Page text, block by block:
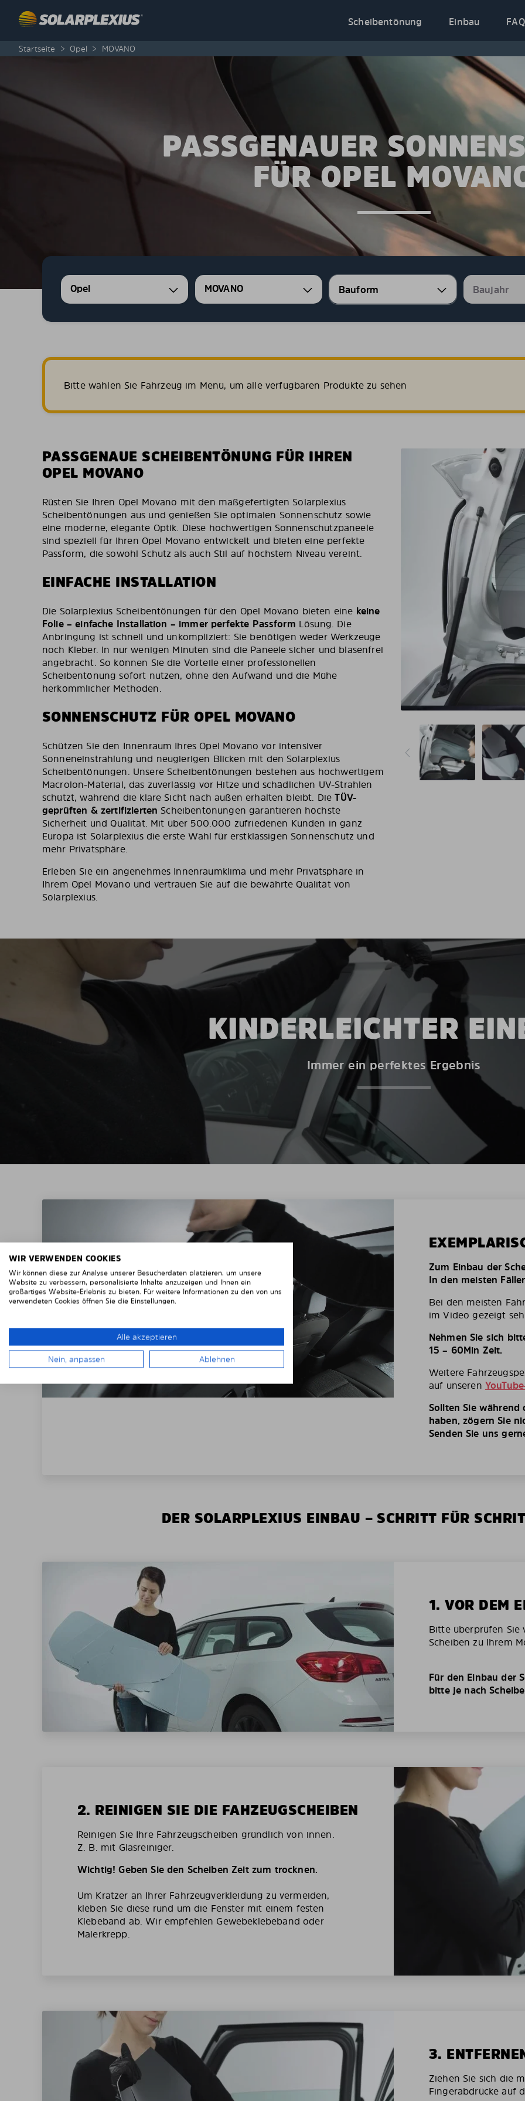
Scheibentönung
Einbau FAQ
Startseite > Opel > MOVANO
PASSGENAUER
FÜR OPEL
Opel MOVANO
Bitte wählen Sie Fahrzeug im Menü, um alle verfügbaren Produkte zu sehen
PASSGENAUE SCHEIBENTÖNUNG FÜR IHREN
OPEL MOVANO
Rüsten Sie Ihren Opel Movano mit den maßgefertigten Solarplexius
Scheibentönungen aus und genießen Sie optimalen Sonnenschutz sowie
eine moderne, elegante Optik. Diese hochwertigen Sonnenschutzpaneele
sind speziell für Ihren Opel Movano entwickelt und bieten eine perfekte
Passform, die sowohl Schutz als auch Stil auf höchstem Niveau vereint.
EINFACHE INSTALLATION
Die Solarplexius Scheibentönungen für den Opel Movano bieten eine keine
Folie – einfache Installation – immer perfekte Passform Lösung. Die
Anbringung ist schnell und unkompliziert: Sie benötigen weder Werkzeuge
noch Kleber. In nur wenigen Minuten sind die Paneele sicher und blasenfrei
angebracht. So können Sie die Vorteile einer professionellen
Scheibentönung sofort nutzen, ohne den Aufwand und die Mühe
herkömmlicher Methoden.
SONNENSCHUTZ FÜR OPEL MOVANO
Schützen Sie den Innenraum Ihres Opel Movano vor intensiver
Sonneneinstrahlung und neugierigen Blicken mit den Solarplexius
Scheibentönungen. Unsere Scheibentönungen bestehen aus hochwertigem
Macrolon-Material, das zuverlässig vor Hitze und schädlichen UV-Strahlen
schützt, während die klare Sicht nach außen erhalten bleibt. DieTÜV-
geprüften & zertifizierten Scheibentönungen garantieren höchste
Sicherheit und Qualität. Mit über 500.000 zufriedenen Kunden in ganz
Europa ist Solarplexius die erste Wahl für erstklassigen Sonnenschutz und
mehr Privatsphäre.
Erleben Sie ein angenehmes Innenraumklima und mehr Privatsphäre in
Ihrem Opel Movano und vertrauen Sie auf die bewährte Qualität von
Solarplexius.
KINDERLEICHTER
Immer ein perfektes Ergebnis
Zum Einbau der
In den meisten
Bei den meisten
im Video gezeigt
Nehmen Sie sich
15 – 60Min Zeit.
Weitere
auf unseren
Sollten Sie während
haben, zögern Sie
Senden Sie uns
DER SOLARPLEXIUS EINBAU – SCHRITT FÜR
1. VOR DEM
Bitte überprüfen
Scheiben zu Ihrem
Für den Einbau der
bitte je nach
2. REINIGEN SIE DIE FAHZEUGSCHEIBEN
Reinigen Sie Ihre Fahrzeugscheiben gründlich von innen.
Z. B. mit Glasreiniger.
Wichtig! Geben Sie den Scheiben Zeit zum trocknen.
Um Kratzer an Ihrer Fahrzeugverkleidung zu vermeiden,
kleben Sie diese rund um die Fenster mit einem festen
Klebeband ab. Wir empfehlen Gewebeklebeband oder
Malerkrepp.
3.
Ziehen Sie sich die
Fingerabdrücke auf
WIR VERWENDEN COOKIES
Wir können diese zur Analyse unserer Besucherdaten platzieren, um unsere
Website zu verbessern, personalisierte Inhalte anzuzeigen und Ihnen ein
großartiges Website-Erlebnis zu bieten. Für weitere Informationen zu den von uns
verwendeten Cookies öffnen Sie die Einstellungen.
Alle akzeptieren
Nein, anpassen Ablehnen